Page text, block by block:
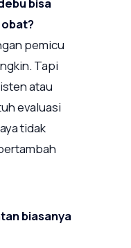
bisa
pemicu
Tapi
atau
evaluasi
tidak
biasanya